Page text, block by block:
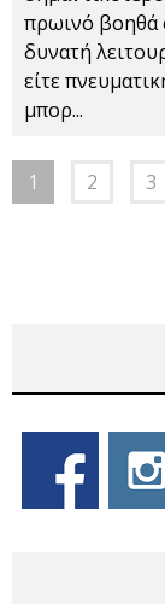
πρωινό βοηθά
δυνατή
είτε
μπορ...
1 2 3